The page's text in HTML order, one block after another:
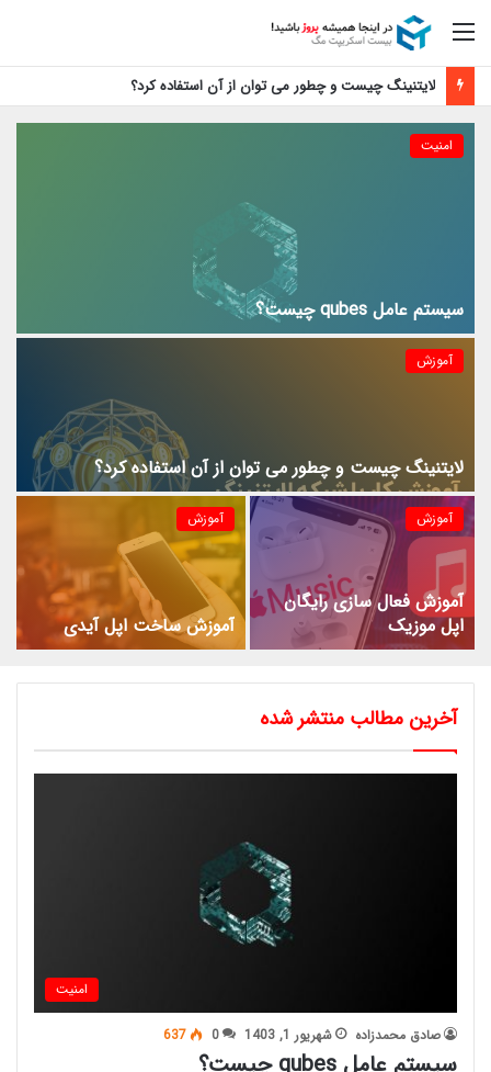
منو
آموزش فعال سازی رایگان اپل موزیک
امنیت
سیستم عامل qubes چیست؟
آموزش
لایتنینگ چیست و چطور می توان از آن استفاده کرد؟
آموزش
آموزش فعال سازی رایگان
اپل موزیک
آموزش
آموزش ساخت اپل آیدی
آخرین مطالب منتشر شده
امنیت
صادق محمدزاده شهریور 1, 1403 0
637
سیستم عامل qubes چیست؟